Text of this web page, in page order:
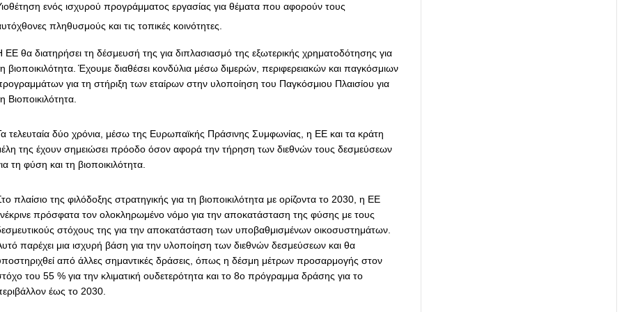
ενός ισχυρού προγράμματος εργασίας για θέματα που αφορούν τους
πληθυσμούς και τις τοπικές κοινότητες.
ΕΕ θα διατηρήσει τη δέσμευσή της για διπλασιασμό της εξωτερικής χρηματοδότησης για
βιοποικιλότητα. Έχουμε διαθέσει κονδύλια μέσω διμερών, περιφερειακών και παγκόσμιων
για τη στήριξη των εταίρων στην υλοποίηση του Παγκόσμιου Πλαισίου για
Βιοποικιλότητα.
τελευταία δύο χρόνια, μέσω της Ευρωπαϊκής Πράσινης Συμφωνίας, η ΕΕ και τα κράτη
της έχουν σημειώσει πρόοδο όσον αφορά την τήρηση των διεθνών τους δεσμεύσεων
τη φύση και τη βιοποικιλότητα.
πλαίσιο της φιλόδοξης στρατηγικής για τη βιοποικιλότητα με ορίζοντα το 2030, η ΕΕ
πρόσφατα τον ολοκληρωμένο νόμο για την αποκατάσταση της φύσης με τους
στόχους της για την αποκατάσταση των υποβαθμισμένων οικοσυστημάτων.
παρέχει μια ισχυρή βάση για την υλοποίηση των διεθνών δεσμεύσεων και θα
από άλλες σημαντικές δράσεις, όπως η δέσμη μέτρων προσαρμογής στον
του 55 % για την κλιματική ουδετερότητα και το 8ο πρόγραμμα δράσης για το
έως το 2030.